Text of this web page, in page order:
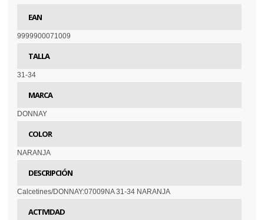
EAN
9999900071009
TALLA
31-34
MARCA
DONNAY
COLOR
NARANJA
DESCRIPCIÓN
Calcetines/DONNAY:07009NA 31-34 NARANJA
ACTIVIDAD